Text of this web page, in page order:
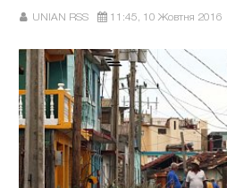
UNIAN RSS 11:45, 10 Жовтня 2016